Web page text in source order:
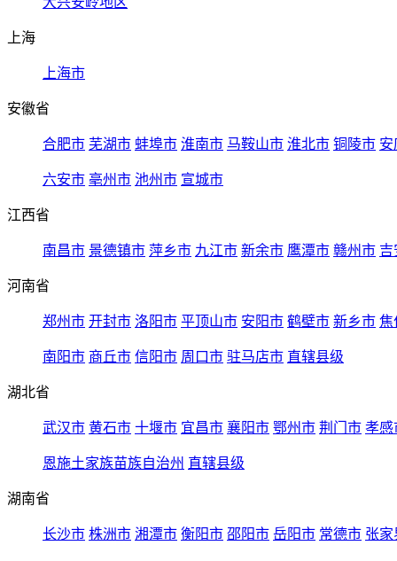
上海
上海市
安徽省
合肥市 芜湖市 蚌埠市 淮南市 马鞍山市 淮北市 铜陵市 安
六安市 亳州市 池州市 宣城市
江西省
南昌市 景德镇市 萍乡市 九江市 新余市 鹰潭市 赣州市 吉
河南省
郑州市 开封市 洛阳市 平顶山市 安阳市 鹤壁市 新乡市 焦
南阳市 商丘市 信阳市 周口市 驻马店市 直辖县级
湖北省
武汉市 黄石市 十堰市 宜昌市 襄阳市 鄂州市 荆门市 孝感
恩施土家族苗族自治州 直辖县级
湖南省
长沙市 株洲市 湘潭市 衡阳市 邵阳市 岳阳市 常德市 张家